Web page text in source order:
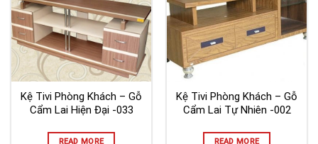
Kệ Tivi Phòng Khách – Gỗ
Cẩm Lai Hiện Đại -033
READ MORE
Kệ Tivi Phòng Khách – Gỗ
Cẩm Lai Tự Nhiên -002
READ MORE